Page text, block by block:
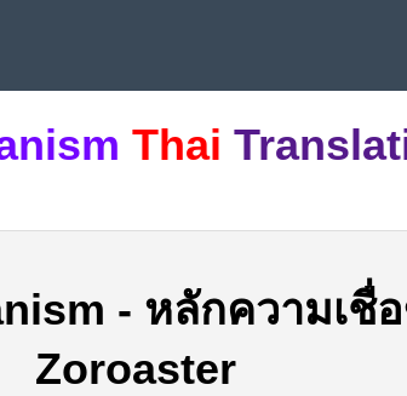
Thai
- หลักความเชื่
Zoroaster